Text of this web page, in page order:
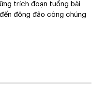
trích đoạn tuồng bài
đông đảo công chúng